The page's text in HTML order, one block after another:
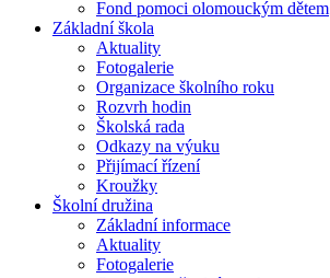
Fond pomoci olomouckým dětem
Základní škola
Aktuality
Fotogalerie
Organizace školního roku
Rozvrh hodin
Školská rada
Odkazy na výuku
Přijímací řízení
Kroužky
Školní družina
Základní informace
Aktuality
Fotogalerie